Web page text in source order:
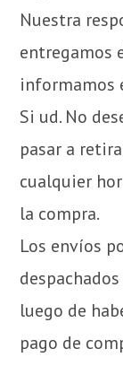
Nuestra
entregamos
informamos
Si ud. No
pasar a
cualquier
la compra.
Los envíos
luego de
pago de